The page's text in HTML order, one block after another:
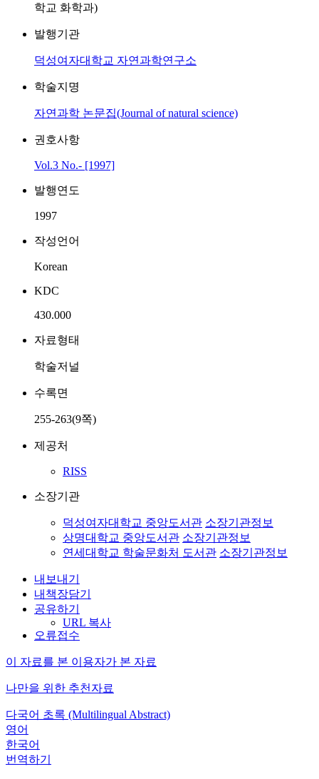
학교 화학과)
발행기관
덕성여자대학교 자연과학연구소
학술지명
자연과학 논문집(Journal of natural science)
권호사항
Vol.3 No.- [1997]
발행연도
1997
작성언어
Korean
KDC
430.000
자료형태
학술저널
수록면
255-263(9쪽)
제공처
RISS
소장기관
덕성여자대학교 중앙도서관 소장기관정보
상명대학교 중앙도서관 소장기관정보
연세대학교 학술문화처 도서관 소장기관정보
내보내기
내책장담기
공유하기
URL 복사
오류접수
이 자료를 본 이용자가 본 자료
나만을 위한 추천자료
다국어 초록 (Multilingual Abstract)
영어
한국어
번역하기